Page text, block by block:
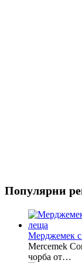
Популярни
Мерджемек с
Mercemek
чорба от…